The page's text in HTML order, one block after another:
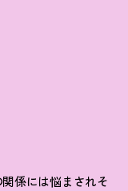
係には悩まされそ